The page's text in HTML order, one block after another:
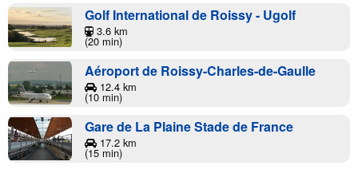
Golf International de Roissy - Ugolf
3.6 km
(20 min)
Aéroport de Roissy-Charles-de-Gaulle
12.4 km
(10 min)
Gare de La Plaine Stade de France
17.2 km
(15 min)